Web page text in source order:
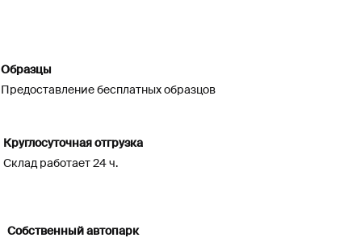
Образцы
Предоставление бесплатных образцов
Круглосуточная отгрузка
Склад работает 24 ч.
Собственный автопарк